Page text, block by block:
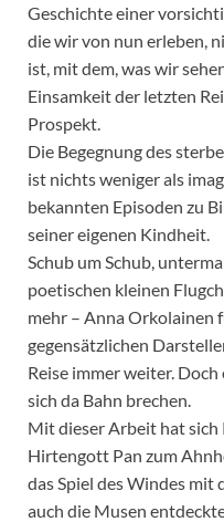
Geschichte einer
die wir von nun erleben,
ist, mit dem, was wir
Einsamkeit der letzten
Prospekt.
Die Begegnung des
ist nichts weniger als
bekannten Episoden zu
seiner eigenen Kindheit.
Schub um Schub,
poetischen kleinen
mehr – Anna Orkolainen
gegensätzlichen
Reise immer weiter.
sich da Bahn brechen.
Mit dieser Arbeit hat sich
Hirtengott Pan zum
das Spiel des Windes
auch die Musen